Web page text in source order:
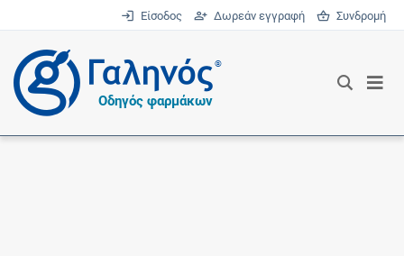
Είσοδος Δωρεάν εγγραφή Συνδρομή
®
Οδηγός φαρμάκων